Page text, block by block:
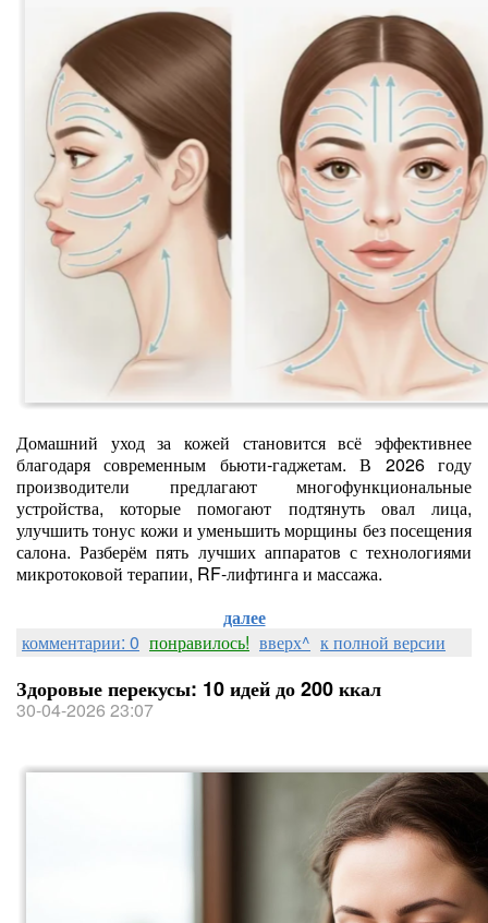
Домашний уход за кожей становится всё эффективнее
благодаря современным бьюти‑гаджетам. В 2026 году
производители предлагают многофункциональные
устройства, которые помогают подтянуть овал лица,
улучшить тонус кожи и уменьшить морщины без посещения
салона. Разберём пять лучших аппаратов с технологиями
микротоковой терапии, RF‑лифтинга и массажа.
далее
комментарии: 0 понравилось! вверх^ к полной версии
Здоровые перекусы: 10 идей до 200 ккал
30-04-2026 23:07